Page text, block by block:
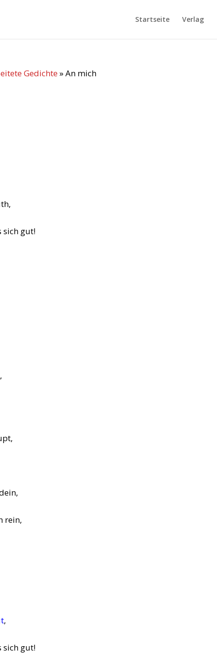
Startseite Verlag
Gedichte »An mich
sich gut!
rein,
,
sich gut!